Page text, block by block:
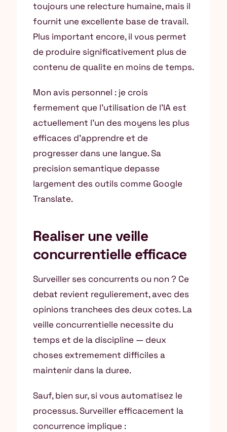
toujours une relecture humaine, mais il
fournit une excellente base de travail.
Plus important encore, il vous permet
de produire significativement plus de
contenu de qualite en moins de temps.
Mon avis personnel : je crois
fermement que l’utilisation de l’IA est
actuellement l’un des moyens les plus
efficaces d’apprendre et de
progresser dans une langue. Sa
precision semantique depasse
largement des outils comme Google
Translate.
Realiser une veille
concurrentielle efficace
Surveiller ses concurrents ou non ? Ce
debat revient regulierement, avec des
opinions tranchees des deux cotes. La
veille concurrentielle necessite du
temps et de la discipline — deux
choses extremement difficiles a
maintenir dans la duree.
Sauf, bien sur, si vous automatisez le
processus. Surveiller efficacement la
concurrence implique :